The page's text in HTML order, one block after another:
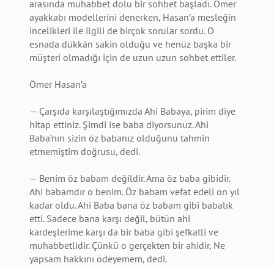
arasında muhabbet dolu bir sohbet başladı. Ömer
ayakkabı modellerini denerken, Hasan’a mesleğin
incelikleri ile ilgili de birçok sorular sordu. O
esnada dükkân sakin olduğu ve henüz başka bir
müşteri olmadığı için de uzun uzun sohbet ettiler.
Ömer Hasan’a
— Çarşıda karşılaştığımızda Ahi Babaya, pirim diye
hitap ettiniz. Şimdi ise baba diyorsunuz. Ahi
Baba’nın sizin öz babanız olduğunu tahmin
etmemiştim doğrusu, dedi.
— Benim öz babam değildir. Ama öz baba gibidir.
Ahi babamdır o benim. Öz babam vefat edeli on yıl
kadar oldu. Ahi Baba bana öz babam gibi babalık
etti. Sadece bana karşı değil, bütün ahi
kardeşlerime karşı da bir baba gibi şefkatli ve
muhabbetlidir. Çünkü o gerçekten bir ahidir, Ne
yapsam hakkını ödeyemem, dedi.